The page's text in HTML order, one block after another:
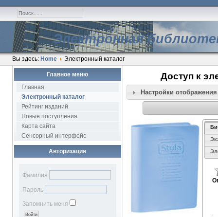
Электронная
Вы здесь: Home Электронный каталог
Главное меню
Главная
Электронный каталог
Рейтинг изданий
Новые поступления
Карта сайта
Сенсорный интерфейс
Авторизация
Фамилия
Пароль
Запомнить меня
Доступ к
Настройки отображения